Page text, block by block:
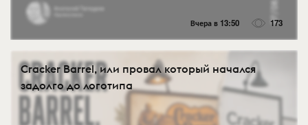
Вчера в 13:50 173
Cracker Barrel, или провал который начался
задолго до логотипа